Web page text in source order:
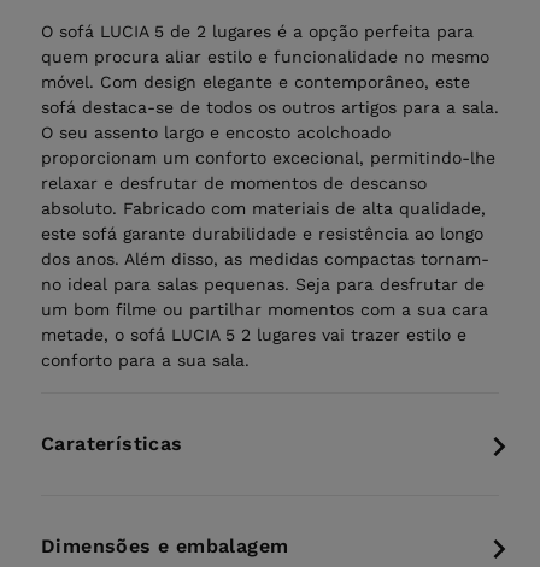
O sofá LUCIA 5 de 2 lugares é a opção perfeita para
quem procura aliar estilo e funcionalidade no mesmo
móvel. Com design elegante e contemporâneo, este
sofá destaca-se de todos os outros artigos para a sala.
O seu assento largo e encosto acolchoado
proporcionam um conforto excecional, permitindo-lhe
relaxar e desfrutar de momentos de descanso
absoluto. Fabricado com materiais de alta qualidade,
este sofá garante durabilidade e resistência ao longo
dos anos. Além disso, as medidas compactas tornam-
no ideal para salas pequenas. Seja para desfrutar de
um bom filme ou partilhar momentos com a sua cara
metade, o sofá LUCIA 5 2 lugares vai trazer estilo e
conforto para a sua sala.
Caraterísticas
Dimensões e embalagem